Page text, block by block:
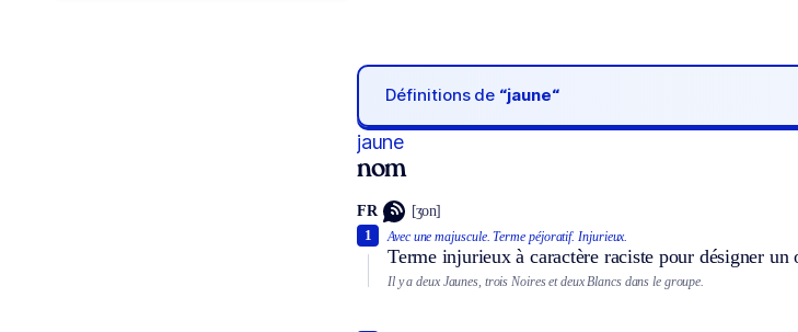
Définitions de “jaune“
jaune
nom
FR [ʒon]
Avec une majuscule. Terme péjoratif. Injurieux.
Terme injurieux à caractère raciste pour désigner
1
Il y a deux Jaunes, trois Noires et deux Blancs dans le groupe.